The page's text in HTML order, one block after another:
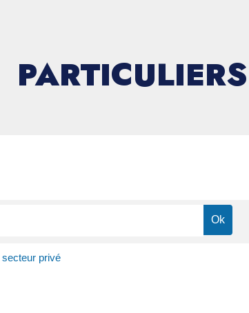
PARTICULIERS
privé